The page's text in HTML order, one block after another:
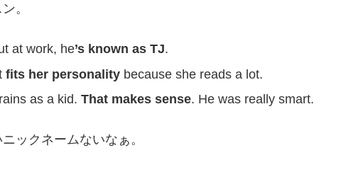
。
at work, he’s known as TJ.
fits her personalitybecause she reads a lot.
as a kid. That makes sense. He was really smart.
ックネームないなぁ。